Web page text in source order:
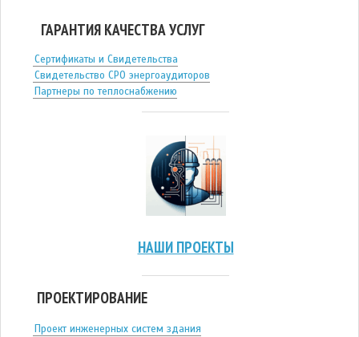
ГАРАНТИЯ КАЧЕСТВА УСЛУГ
Сертификаты и Свидетельства
Свидетельство СРО энергоаудиторов
Партнеры по теплоснабжению
НАШИ ПРОЕКТЫ
ПРОЕКТИРОВАНИЕ
Проект инженерных систем здания